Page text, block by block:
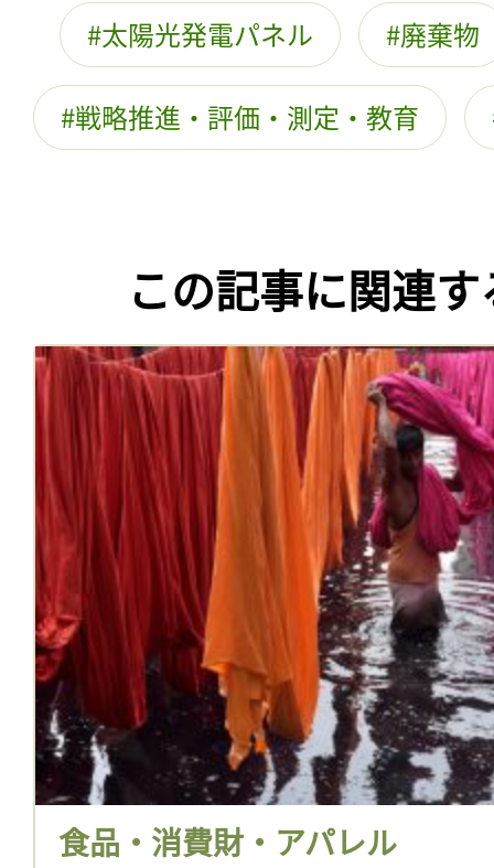
太陽光発電パネル 廃棄物
戦略推進・評価・測定・教育
この記事に関連
食品・消費財・アパレル